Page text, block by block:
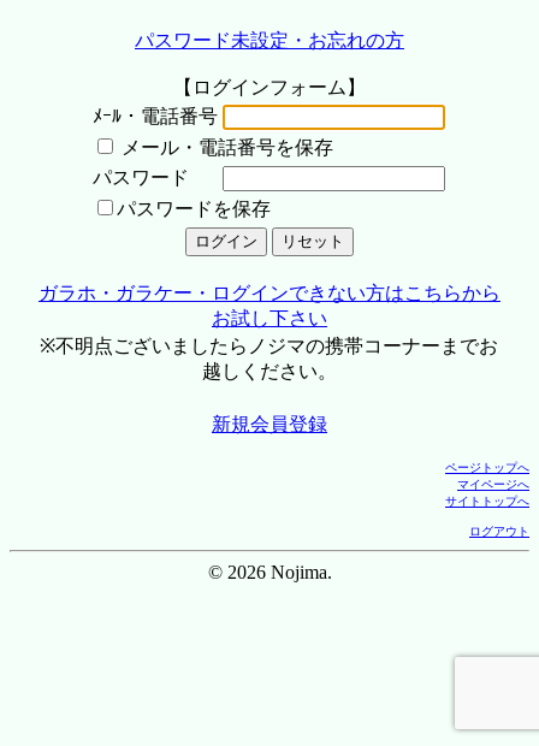
パスワード未設定・お忘れの方
【ログインフォーム】
ﾒｰﾙ・電話番号
メール・電話番号を保存
パスワード
パスワードを保存
ガラホ・ガラケー・ログインできない方はこちらから
お試し下さい
※不明点ございましたらノジマの携帯コーナーまでお
越しください。
新規会員登録
ページトップへ
マイページへ
サイトトップへ
ログアウト
© 2026 Nojima.